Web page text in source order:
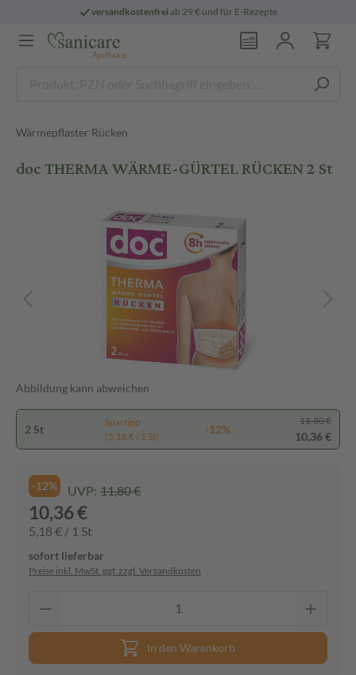
versandkostenfreiab 29 € und für E-Rezepte
Wärmepflaster Rücken
doc THERMA WÄRME-GÜRTEL RÜCKEN 2 St
Abbildung kann abweichen
2 St
Spartipp
(5,18 € / 1 St)
-12%
11,80 €
10,36 €
-12% UVP: 11,80 €
10,36 €
5,18 € / 1 St
sofort lieferbar
Preise inkl. MwSt. ggf. zzgl. Versandkosten
In den Warenkorb